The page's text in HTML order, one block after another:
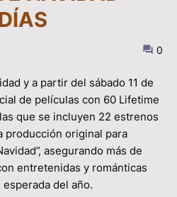
0
y a partir del sábado 11 de
de películas con 60 Lifetime
que se incluyen 22 estrenos
producción original para
asegurando más de
entretenidas y románticas
del año.